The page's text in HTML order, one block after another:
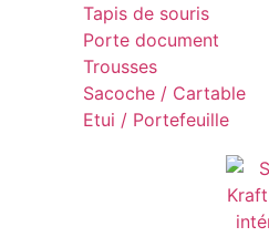
Tapis de souris
Porte document
Trousses
Sacoche / Cartable
Etui / Portefeuille